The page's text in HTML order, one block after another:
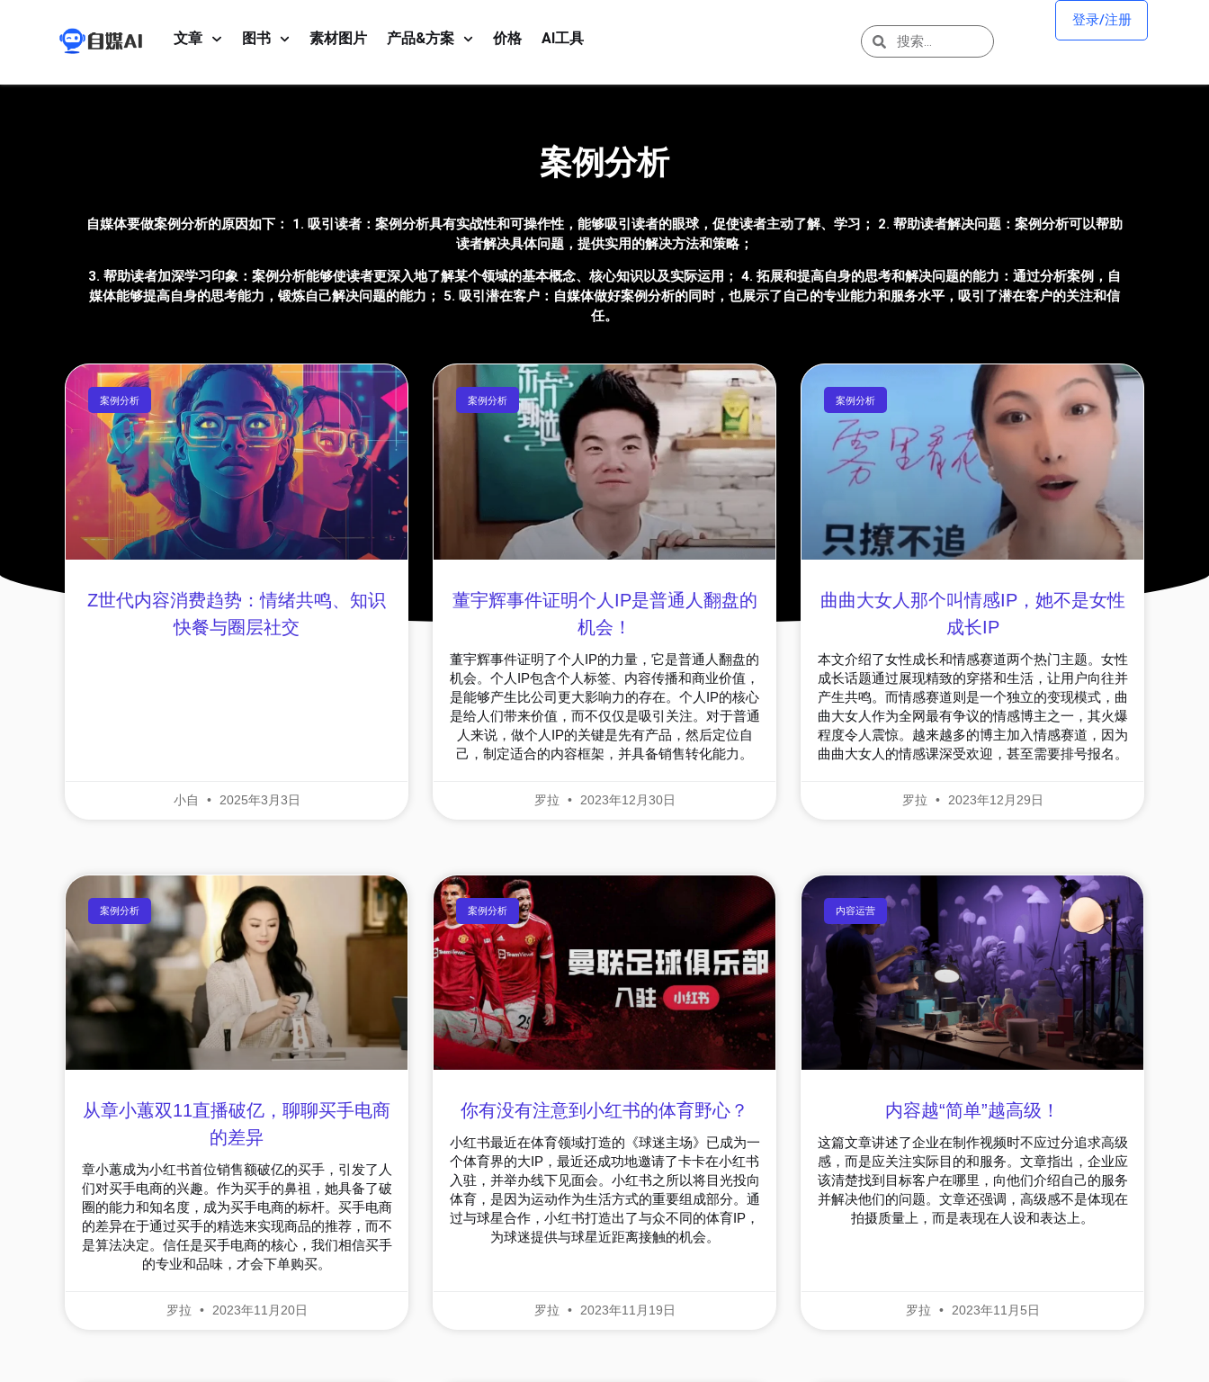
文章 图书 素材图片 产品&方案 价格 AI工具
登录/注册
案例分析
自媒体要做案例分析的原因如下： 1. 吸引读者：案例分析具有实战性和可操作性，能够吸引读者的眼球，促使读者主动了解、学习； 2. 帮助读者解决问题：案例分析可以帮助
读者解决具体问题，提供实用的解决方法和策略；
3. 帮助读者加深学习印象：案例分析能够使读者更深入地了解某个领域的基本概念、核心知识以及实际运用； 4. 拓展和提高自身的思考和解决问题的能力：通过分析案例，自
媒体能够提高自身的思考能力，锻炼自己解决问题的能力； 5. 吸引潜在客户：自媒体做好案例分析的同时，也展示了自己的专业能力和服务水平，吸引了潜在客户的关注和信
任。
案例分析
Z世代内容消费趋势：情绪共鸣、知识
快餐与圈层社交
小自 2025年3月3日
案例分析
董宇辉事件证明个人IP是普通人翻盘的
机会！
董宇辉事件证明了个人IP的力量，它是普通人翻盘的
机会。个人IP包含个人标签、内容传播和商业价值，
是能够产生比公司更大影响力的存在。个人IP的核心
是给人们带来价值，而不仅仅是吸引关注。对于普通
人来说，做个人IP的关键是先有产品，然后定位自
己，制定适合的内容框架，并具备销售转化能力。
罗拉 2023年12月30日
案例分析
曲曲大女人那个叫情感IP，她不是女性
成长IP
本文介绍了女性成长和情感赛道两个热门主题。女性
成长话题通过展现精致的穿搭和生活，让用户向往并
产生共鸣。而情感赛道则是一个独立的变现模式，曲
曲大女人作为全网最有争议的情感博主之一，其火爆
程度令人震惊。越来越多的博主加入情感赛道，因为
曲曲大女人的情感课深受欢迎，甚至需要排号报名。
罗拉 2023年12月29日
案例分析
从章小蕙双11直播破亿，聊聊买手电商
的差异
章小蕙成为小红书首位销售额破亿的买手，引发了人
们对买手电商的兴趣。作为买手的鼻祖，她具备了破
圈的能力和知名度，成为买手电商的标杆。买手电商
的差异在于通过买手的精选来实现商品的推荐，而不
是算法决定。信任是买手电商的核心，我们相信买手
的专业和品味，才会下单购买。
罗拉 2023年11月20日
案例分析
你有没有注意到小红书的体育野心？
小红书最近在体育领域打造的《球迷主场》已成为一
个体育界的大IP，最近还成功地邀请了卡卡在小红书
入驻，并举办线下见面会。小红书之所以将目光投向
体育，是因为运动作为生活方式的重要组成部分。通
过与球星合作，小红书打造出了与众不同的体育IP，
为球迷提供与球星近距离接触的机会。
罗拉 2023年11月19日
内容运营
内容越“简单”越高级！
这篇文章讲述了企业在制作视频时不应过分追求高级
感，而是应关注实际目的和服务。文章指出，企业应
该清楚找到目标客户在哪里，向他们介绍自己的服务
并解决他们的问题。文章还强调，高级感不是体现在
拍摄质量上，而是表现在人设和表达上。
罗拉 2023年11月5日